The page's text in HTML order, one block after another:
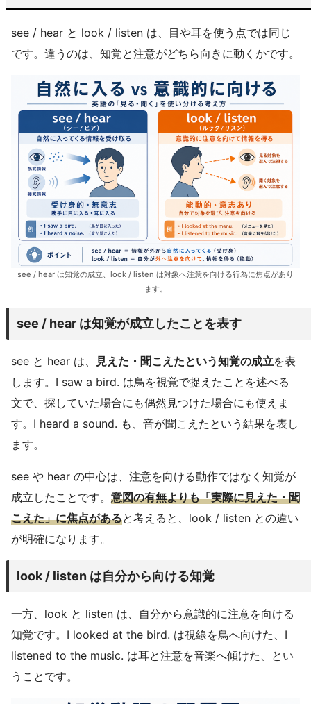
see / hear と look / listen は、目や耳を使う点では同じ
です。違うのは、知覚と注意がどちら向きに動くかです。
see / hear は知覚の成立、look / listen は対象へ注意を向ける行為に焦点があり
ます。
see / hear は知覚が成立したことを表す
see と hear は、 見えた・聞こえたという知覚の成立を表
します。I saw a bird. は鳥を視覚で捉えたことを述べる
文で、探していた場合にも偶然見つけた場合にも使えま
す。I heard a sound. も、音が聞こえたという結果を表し
ます。
see や hear の中心は、注意を向ける動作ではなく知覚が
成立したことです。 意図の有無よりも「実際に見えた・聞
こえた」に焦点があると考えると、look / listen との違い
が明確になります。
look / listen は自分から向ける知覚
一方、look と listen は、自分から意識的に注意を向ける
知覚です。I looked at the bird. は視線を鳥へ向けた、I
listened to the music. は耳と注意を音楽へ傾けた、とい
うことです。